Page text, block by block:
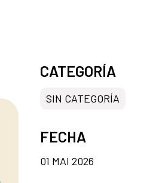
CATEGORÍA
SIN CATEGORÍA
FECHA
01 MAI 2026